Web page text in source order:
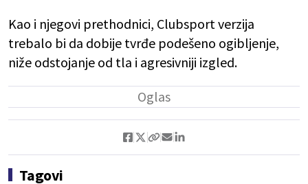
Kao i njegovi prethodnici, Clubsport verzija
trebalo bi da dobije tvrđe podešeno ogibljenje,
niže odstojanje od tla i agresivniji izgled.
Tagovi